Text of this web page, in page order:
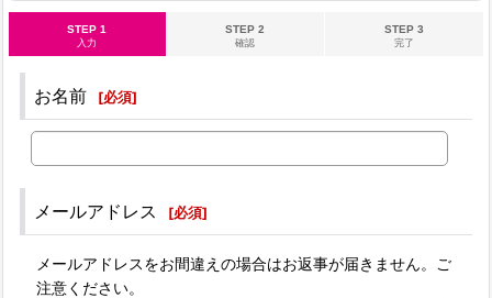
STEP 1
入力
STEP 2
確認
STEP 3
完了
お名前 [必須]
メールアドレス [必須]
メールアドレスをお間違えの場合はお返事が届きません。ご
注意ください。